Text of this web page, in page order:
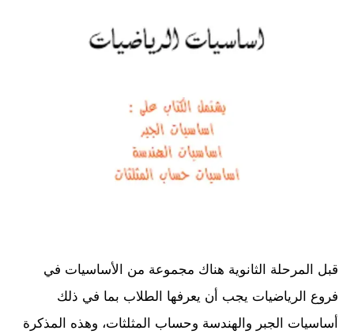
قبل المرحلة الثانوية هناك مجموعة من الأساسيات في
فروع الرياضيات يجب أن يعرفها الطلاب بما في ذلك
أساسيات الجبر والهندسة وحساب المثلثات، وهذه المذكرة